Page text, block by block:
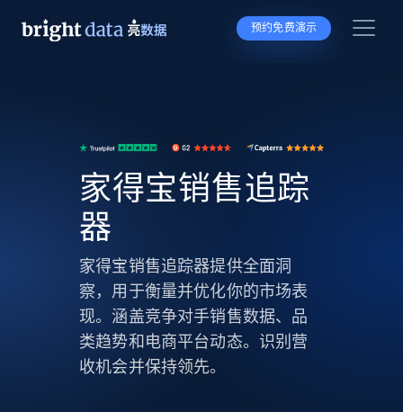
预约免费演示
家得宝销售追踪
器
家得宝销售追踪器提供全面洞
察，用于衡量并优化你的市场表
现。涵盖竞争对手销售数据、品
类趋势和电商平台动态。识别营
收机会并保持领先。